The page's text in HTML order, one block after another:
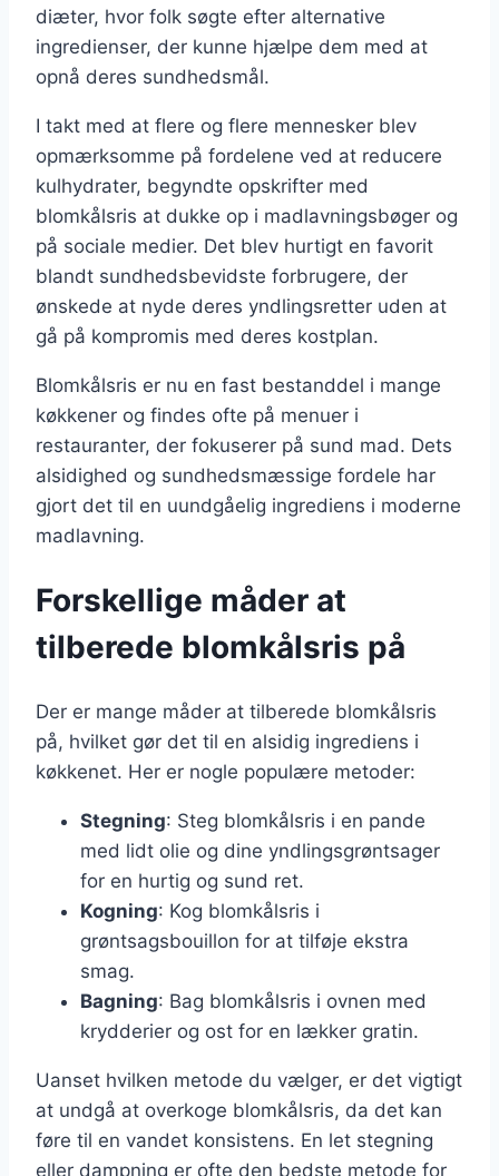
diæter, hvor folk søgte efter alternative
ingredienser, der kunne hjælpe dem med at
opnå deres sundhedsmål.
I takt med at flere og flere mennesker blev
opmærksomme på fordelene ved at reducere
kulhydrater, begyndte opskrifter med
blomkålsris at dukke op i madlavningsbøger og
på sociale medier. Det blev hurtigt en favorit
blandt sundhedsbevidste forbrugere, der
ønskede at nyde deres yndlingsretter uden at
gå på kompromis med deres kostplan.
Blomkålsris er nu en fast bestanddel i mange
køkkener og findes ofte på menuer i
restauranter, der fokuserer på sund mad. Dets
alsidighed og sundhedsmæssige fordele har
gjort det til en uundgåelig ingrediens i moderne
madlavning.
Forskellige måder at
tilberede blomkålsris på
Der er mange måder at tilberede blomkålsris
på, hvilket gør det til en alsidig ingrediens i
køkkenet. Her er nogle populære metoder:
Stegning: Steg blomkålsris i en pande
med lidt olie og dine yndlingsgrøntsager
for en hurtig og sund ret.
Kogning: Kog blomkålsris i
grøntsagsbouillon for at tilføje ekstra
smag.
Bagning: Bag blomkålsris i ovnen med
krydderier og ost for en lækker gratin.
Uanset hvilken metode du vælger, er det vigtigt
at undgå at overkoge blomkålsris, da det kan
føre til en vandet konsistens. En let stegning
eller dampning er ofte den bedste metode for